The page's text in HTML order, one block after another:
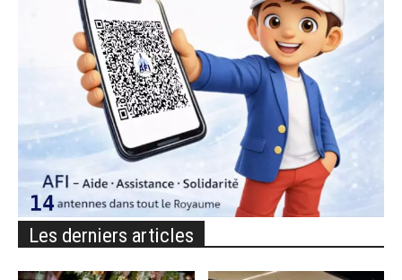
Les derniers articles